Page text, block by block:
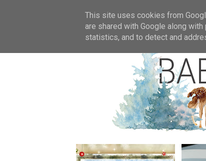
This site uses cookies from
are shared with Google along
statistics, and to detect and